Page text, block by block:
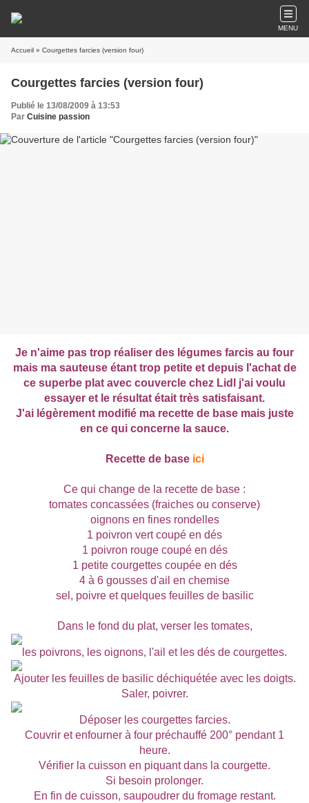
MENU
Accueil » Courgettes farcies (version four)
Courgettes farcies (version four)
Publié le 13/08/2009 à 13:53
Par Cuisine passion
Je n'aime pas trop réaliser des légumes farcis au four
mais ma sauteuse étant trop petite et depuis l'achat de
ce superbe plat avec couvercle chez Lidl j'ai voulu
essayer et le résultat était très satisfaisant.
J'ai légèrement modifié ma recette de base mais juste
en ce qui concerne la sauce.
Recette de base ici
Ce qui change de la recette de base :
tomates concassées (fraiches ou conserve)
oignons en fines rondelles
1 poivron vert coupé en dés
1 poivron rouge coupé en dés
1 petite courgettes coupée en dés
4 à 6 gousses d'ail en chemise
sel, poivre et quelques feuilles de basilic
Dans le fond du plat, verser les tomates,
les poivrons, les oignons, l'ail et les dés de courgettes.
Ajouter les feuilles de basilic déchiquétée avec les doigts.
Saler, poivrer.
Déposer les courgettes farcies.
Couvrir et enfourner à four préchauffé 200° pendant 1
heure.
Vérifier la cuisson en piquant dans la courgette.
Si besoin prolonger.
En fin de cuisson, saupoudrer du fromage restant.